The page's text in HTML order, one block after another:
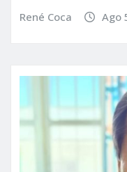
René Coca Ago